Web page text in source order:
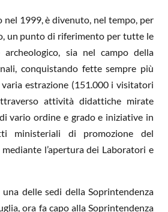
nel 1999, è divenuto, nel tempo, per
un punto di riferimento per tutte le
sia nel campo della
conquistando fette sempre più
estrazione (151.000 i visitatori
attività didattiche mirate
vario ordine e grado e iniziative in
ministeriali di promozione del
l’apertura dei Laboratori e
delle sedi della Soprintendenza
ora fa capo alla Soprintendenza